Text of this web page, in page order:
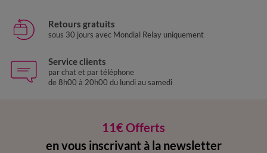
Retours gratuits
sous 30 jours avec Mondial Relay uniquement
Service clients
par chat et par téléphone
de 8h00 à 20h00 du lundi au samedi
11€ Offerts
en vous inscrivant à la newsletter